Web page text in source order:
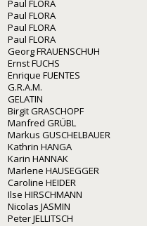
Paul FLORA
Paul FLORA
Paul FLORA
Paul FLORA
Georg FRAUENSCHUH
Ernst FUCHS
Enrique FUENTES
G.R.A.M.
GELATIN
Birgit GRASCHOPF
Manfred GRÜBL
Markus GUSCHELBAUER
Kathrin HANGA
Karin HANNAK
Marlene HAUSEGGER
Caroline HEIDER
Ilse HIRSCHMANN
Nicolas JASMIN
Peter JELLITSCH